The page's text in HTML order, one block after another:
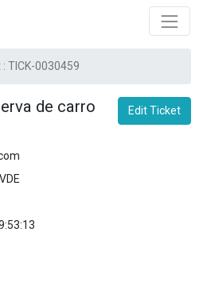
TICK-0030459
de carro
Edit Ticket